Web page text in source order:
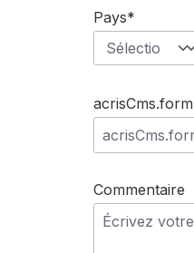
Pays*
Commentaire